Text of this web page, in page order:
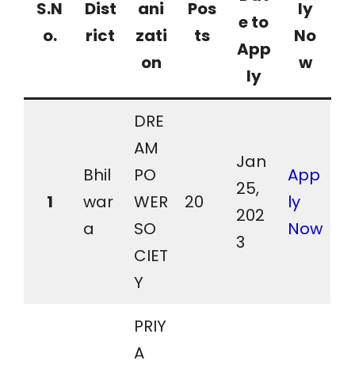
S.N
o.
Dist
rict
ani
zati
on
Pos
ts
e to
App
ly
ly
No
w
1
Bhil
war
a
DRE
AM
PO
WER
SO
CIET
Y
20
Jan
25,
202
3
App
ly
Now
PRIY
A